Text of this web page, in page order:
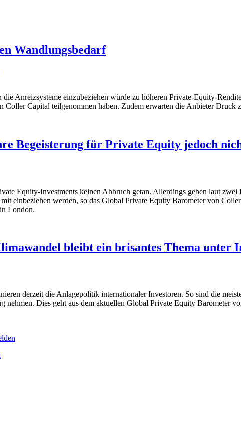
Wandlungsbedarf
Anreizsysteme einzubeziehen würde zu höheren Private-Equity-
Coller Capital teilgenommen haben. Zudem erwarten die Anbieter Druck
Begeisterung für Private Equity jedoch
Equity-Investments keinen Abbruch getan. Allerdings geben laut
einbeziehen werden, so das Global Private Equity Barometer von
London.
bleibt ein brisantes Thema unter
derzeit die Anlagepolitik internationaler Investoren. So sind die
nehmen. Dies geht aus dem aktuellen Global Private Equity Barometer